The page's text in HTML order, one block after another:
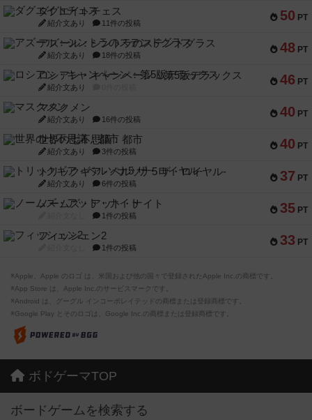
50 PT
ダグエイトチェス
紹介文あり 11件の投稿
48 PT
アズール：シントラのステンドグラス
紹介文あり 18件の投稿
46 PT
ロシアン・キャンペーン：第5版デラックス
紹介文あり
40 PT
マスクメン
紹介文あり 16件の投稿
40 PT
世界の七不思議：都市
紹介文あり 3件の投稿
37 PT
トリックギア - ペルソナ5 ザ・ロイヤル-
紹介文あり 6件の投稿
35 PT
ノームズ・アット・ナイト
1件の投稿
33 PT
フィッシェン2
1件の投稿
※Apple、Apple のロゴ は、米国および他の国々で登録されたApple Inc.の商標です。
※App Store は、Apple Inc.のサービスマークです。
※Android は、グーグル インコーポレイテッドの商標または登録商標です。
※Google Play とそのロゴは、Google Inc.の商標または登録商標です。
ボドゲーマTOP
ボードゲームを検索する